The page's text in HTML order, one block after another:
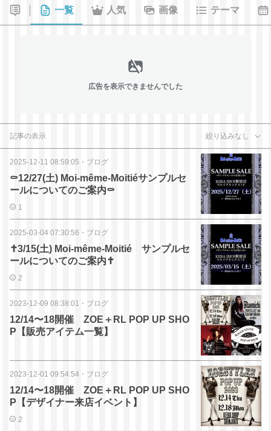
一覧 人気 画像 テーマ
広告を表示できませんでした
記事の表示 絞り込みなし
2025-12-11 08:59:05 ・ ブログ
⚰️12/27(土) Moi-même-Moitiéサンプルセ
ールについてのご案内⚰️
1
2025-03-04 07:30:56 ・ ブログ
✝️3/15(土) Moi-même-Moitié サンプルセ
ールについてのご案内✝️
2
2023-12-09 08:38:01 ・ ブログ
12/14〜18開催 ZOE＋RL POP UP SHO
P【販売アイテム一覧】
2023-12-01 09:54:54 ・ ブログ
12/14〜18開催 ZOE＋RL POP UP SHO
P【デザイナー来店イベント】
2